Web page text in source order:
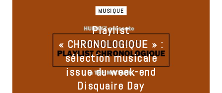
MUSIQUE
Playlist
« CHRONOLOGIQUE » :
sélection musicale
issue du week-end
Disquaire Day